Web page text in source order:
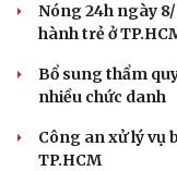
Nóng 24h ngày
hành trẻ ở
Bổ sung thẩm
nhiều chức danh
Công an xử lý vụ
TP.HCM